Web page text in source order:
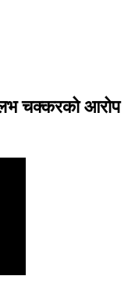
लभ चक्करको आरोप